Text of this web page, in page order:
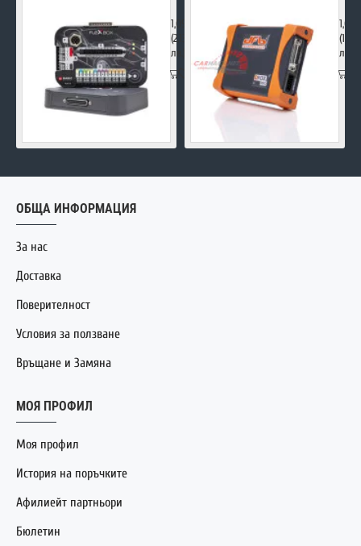
1,090.00€
(2,131.85
лв.)
лв.)
ОБЩА ИНФОРМАЦИЯ
За нас
Доставка
Поверителност
Условия за ползване
Връщане и Замяна
МОЯ ПРОФИЛ
Моя профил
История на поръчките
Афилиейт партньори
Бюлетин